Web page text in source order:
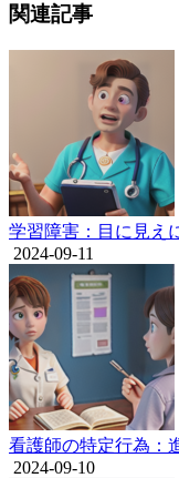
関連記事
学習障害：目に見え
2024-09-11
看護師の特定行為：
2024-09-10